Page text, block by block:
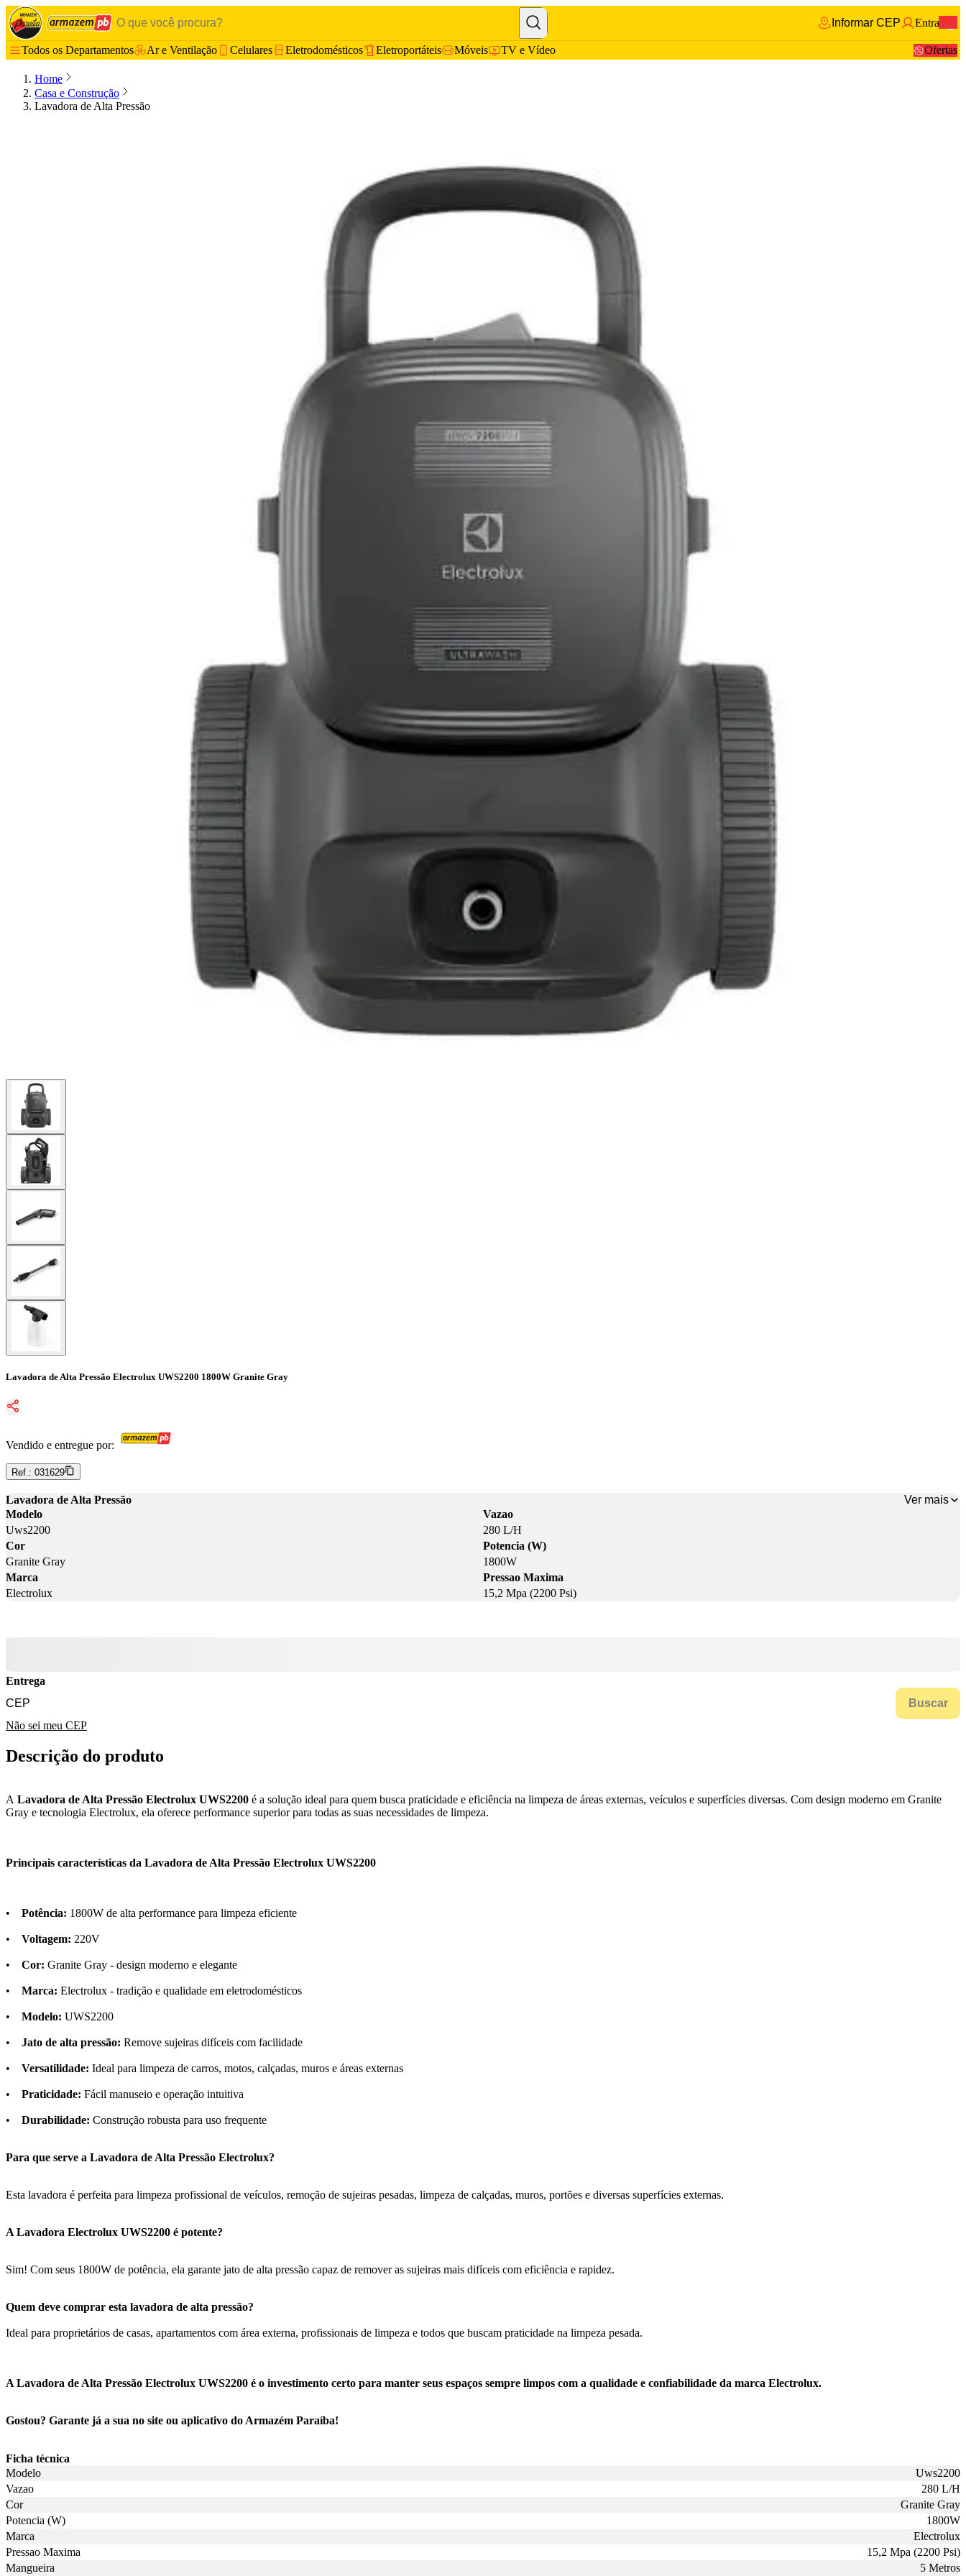
Informar CEP Entrar
Todos os Departamentos Ar e Ventilação Celulares Eletrodomésticos Eletroportáteis Móveis TV e Vídeo Ofertas
Home
Casa e Construção
Lavadora de Alta Pressão
Lavadora de Alta Pressão Electrolux UWS2200 1800W Granite Gray
Vendido e entregue por:
Ref.: 031629
Lavadora de Alta Pressão
Ver mais
Modelo
Uws2200
Vazao
280 L/H
Cor
Granite Gray
Potencia (W)
1800W
Marca
Electrolux
Pressao Maxima
15,2 Mpa (2200 Psi)
Entrega
Buscar
Não sei meu CEP
Descrição do produto
A Lavadora de Alta Pressão Electrolux UWS2200 é a solução ideal para quem busca praticidade e eficiência na limpeza de áreas externas, veículos e superfícies diversas. Com design moderno em Granite
Gray e tecnologia Electrolux, ela oferece performance superior para todas as suas necessidades de limpeza.
Principais características da Lavadora de Alta Pressão Electrolux UWS2200
• Potência: 1800W de alta performance para limpeza eficiente
• Voltagem: 220V
• Cor: Granite Gray - design moderno e elegante
• Marca: Electrolux - tradição e qualidade em eletrodomésticos
• Modelo: UWS2200
• Jato de alta pressão: Remove sujeiras difíceis com facilidade
• Versatilidade: Ideal para limpeza de carros, motos, calçadas, muros e áreas externas
• Praticidade: Fácil manuseio e operação intuitiva
• Durabilidade: Construção robusta para uso frequente
Para que serve a Lavadora de Alta Pressão Electrolux?
Esta lavadora é perfeita para limpeza profissional de veículos, remoção de sujeiras pesadas, limpeza de calçadas, muros, portões e diversas superfícies externas.
A Lavadora Electrolux UWS2200 é potente?
Sim! Com seus 1800W de potência, ela garante jato de alta pressão capaz de remover as sujeiras mais difíceis com eficiência e rapidez.
Quem deve comprar esta lavadora de alta pressão?
Ideal para proprietários de casas, apartamentos com área externa, profissionais de limpeza e todos que buscam praticidade na limpeza pesada.
A Lavadora de Alta Pressão Electrolux UWS2200 é o investimento certo para manter seus espaços sempre limpos com a qualidade e confiabilidade da marca Electrolux.
Gostou? Garante já a sua no site ou aplicativo do Armazém Paraíba!
Ficha técnica
Modelo
Uws2200
Vazao
280 L/H
Cor
Granite Gray
Potencia (W)
1800W
Marca
Electrolux
Pressao Maxima
15,2 Mpa (2200 Psi)
Mangueira
5 Metros